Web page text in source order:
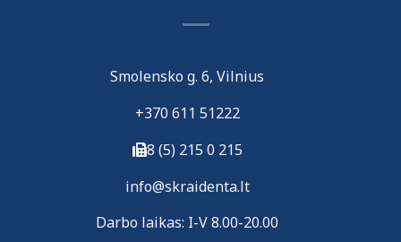
Smolensko g. 6, Vilnius
+370 611 51222
8 (5) 215 0 215
info@skraidenta.lt
Darbo laikas: I-V 8.00-20.00